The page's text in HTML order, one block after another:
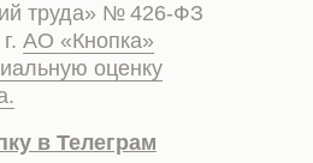
труда» № 426-ФЗ
АО «Кнопка»
оценку
в Телеграм